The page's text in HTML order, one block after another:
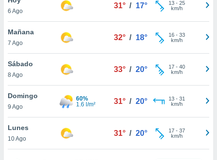
en
más
nuestra
de
6 Ago
31° / 17° 13- 25
km/h
Mañana
7 Ago
32° / 18° 16- 33
km/h
Sábado
8 Ago
33° / 20° 17- 40
km/h
Domingo
9 Ago
60%
1.6 l/m²
31° / 20° 13- 31
km/h
Lunes
10 Ago
31° / 20° 17- 37
km/h